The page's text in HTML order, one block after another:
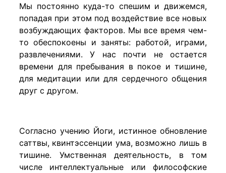
Мы постоянно куда-то спешим и движемся,
попадая при этом под воздействие все новых
возбуждающих факторов. Мы все время чем-
то обеспокоены и заняты: работой, играми,
развлечениями. У нас почти не остается
времени для пребывания в покое и тишине,
для медитации или для сердечного общения
друг с другом.
Согласно учению Йоги, истинное обновление
саттвы, квинтэссенции ума, возможно лишь в
тишине. Умственная деятельность, в том
числе интеллектуальные или философские